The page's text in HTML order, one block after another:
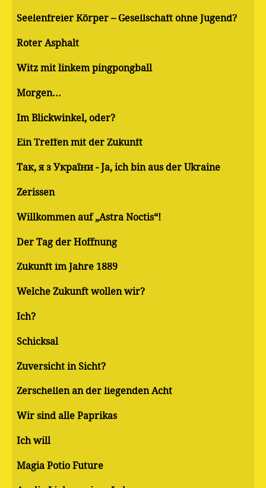
Seelenfreier Körper – Gesellschaft ohne Jugend?
Roter Asphalt
Witz mit linkem pingpongball
Morgen...
Im Blickwinkel, oder?
Ein Treffen mit der Zukunft
Так, я з України - Ja, ich bin aus der Ukraine
Zerissen
Willkommen auf „Astra Noctis“!
Der Tag der Hoffnung
Zukunft im Jahre 1889
Welche Zukunft wollen wir?
Ich?
Schicksal
Zuversicht in Sicht?
Zerschellen an der liegenden Acht
Wir sind alle Paprikas
Ich will
Magia Potio Future